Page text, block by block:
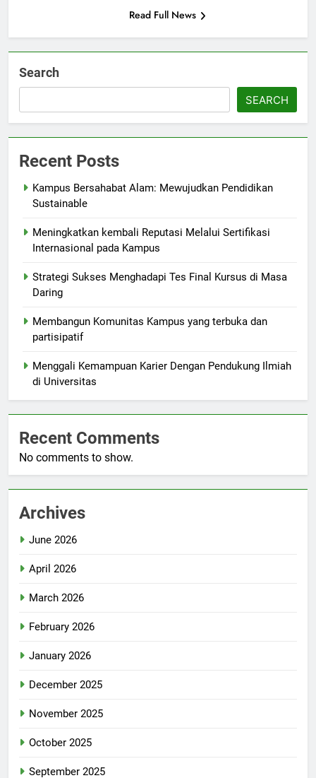
Read Full News
Search
SEARCH
Recent Posts
Kampus Bersahabat Alam: Mewujudkan Pendidikan
Sustainable
Meningkatkan kembali Reputasi Melalui Sertifikasi
Internasional pada Kampus
Strategi Sukses Menghadapi Tes Final Kursus di Masa
Daring
Membangun Komunitas Kampus yang terbuka dan
partisipatif
Menggali Kemampuan Karier Dengan Pendukung Ilmiah
di Universitas
Recent Comments
No comments to show.
Archives
June 2026
April 2026
March 2026
February 2026
January 2026
December 2025
November 2025
October 2025
September 2025